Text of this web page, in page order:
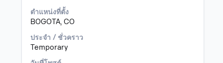
ตำแหน่งที่ตั้ง
BOGOTA, CO
ประจำ / ชั่วคราว
Temporary
Bar
เพื่อ
ดู
เนื้อหา